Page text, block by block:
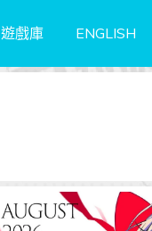
遊戲庫 ENGLISH